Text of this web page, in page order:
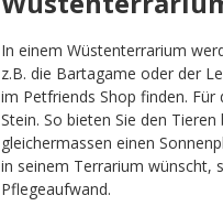
In einem Wüstenterrarium
z.B. die Bartagame oder der
im Petfriends Shop finden.
Stein. So bieten Sie den
gleichermassen einen
in seinem Terrarium wünscht,
Pflegeaufwand.